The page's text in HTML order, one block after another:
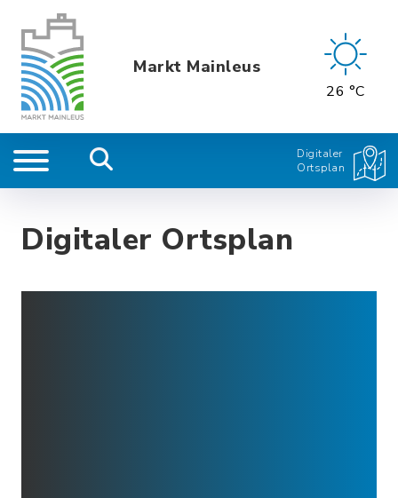
Markt Mainleus
26 °C
Digitaler
Ortsplan
Digitaler Ortsplan